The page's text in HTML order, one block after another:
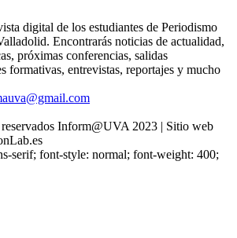
digital de los estudiantes de Periodismo
Encontrarás noticias de actualidad,
próximas conferencias, salidas
formativas, entrevistas, reportajes y mucho
Inform@UVA 2023 | Sitio web
serif; font-style: normal; font-weight: 400;